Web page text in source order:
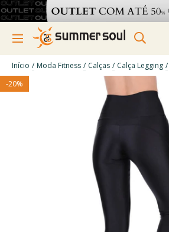
Início / Moda Fitness / Calças / Calça Legging /
-20%